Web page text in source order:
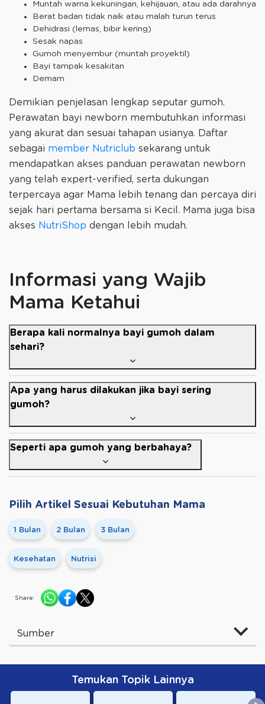
Muntah warna kekuningan, kehijauan, atau ada darahnya
Berat badan tidak naik atau malah turun terus
Dehidrasi (lemas, bibir kering)
Sesak napas
Gumoh menyembur (muntah proyektil)
Bayi tampak kesakitan
Demam
Demikian penjelasan lengkap seputar gumoh.
Perawatan bayi newborn membutuhkan informasi
yang akurat dan sesuai tahapan usianya. Daftar
sebagai member Nutriclub sekarang untuk
mendapatkan akses panduan perawatan newborn
yang telah expert-verified, serta dukungan
terpercaya agar Mama lebih tenang dan percaya diri
sejak hari pertama bersama si Kecil. Mama juga bisa
akses NutriShop dengan lebih mudah.
Informasi yang Wajib
Mama Ketahui
Berapa kali normalnya bayi gumoh dalam
sehari?
Apa yang harus dilakukan jika bayi sering
gumoh?
Seperti apa gumoh yang berbahaya?
Pilih Artikel Sesuai Kebutuhan Mama
1 Bulan 2 Bulan 3 Bulan
Kesehatan Nutrisi
Share:
Sumber
Temukan Topik Lainnya